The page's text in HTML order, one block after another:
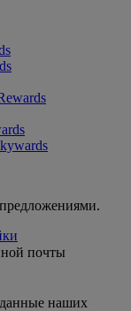
почты
наших